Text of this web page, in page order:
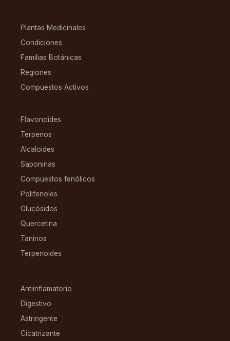
Plantas Medicinales
Condiciones
Familias Botánicas
Regiones
Compuestos Activos
Flavonoides
Terpenos
Alcaloides
Saponinas
Compuestos fenólicos
Polifenoles
Glucósidos
Quercetina
Taninos
Terpenoides
Antiinflamatorio
Digestivo
Astringente
Cicatrizante